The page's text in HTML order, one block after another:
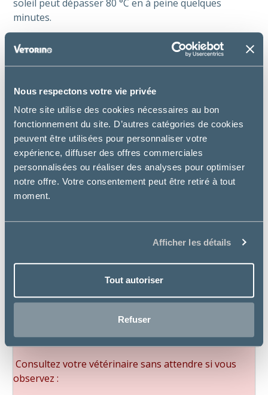
Nous respectons votre vie privée
Notre site utilise des cookies nécessaires au bon
fonctionnement du site. D’autres catégories de cookies
peuvent être utilisées pour personnaliser votre
expérience, diffuser des offres commerciales
personnalisées ou réaliser des analyses pour optimiser
notre offre. Votre consentement peut être retiré à tout
moment.
Afficher les détails
Tout autoriser
Refuser
soleil peut dépasser 80 °C en à peine quelques
minutes.
C’est une urgence vitale qui peut arriver très vite. Si
vous ne pouvez pas emmener votre animal avec vous
à votre destination, laissez-le à la maison.
Rafraîchissez-le avec douceur
Mouillez ses pattes, son ventre et ses oreilles avec un
linge humide, ce sont les zones où la chaleur se
dissipe le mieux.
Évitez de le plonger directement dans l’eau froide
pour ne pas provoquer de choc thermique.
Reconnaître un coup de chaleur
Un coup de chaleur n’est pas à prendre à la légère,
c’est une urgence vitale.
Consultez votre vétérinaire sans attendre si vous
observez :